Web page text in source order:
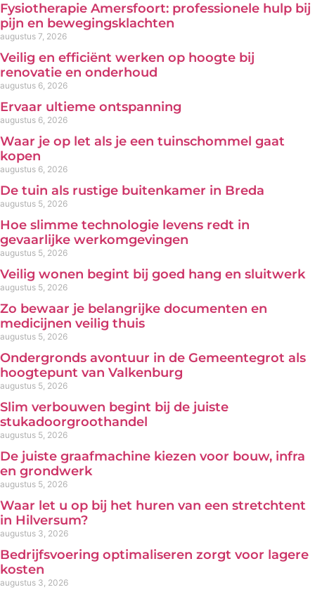
Fysiotherapie Amersfoort: professionele hulp bij
pijn en bewegingsklachten
augustus 7, 2026
Veilig en efficiënt werken op hoogte bij
renovatie en onderhoud
augustus 6, 2026
Ervaar ultieme ontspanning
augustus 6, 2026
Waar je op let als je een tuinschommel gaat
kopen
augustus 6, 2026
De tuin als rustige buitenkamer in Breda
augustus 5, 2026
Hoe slimme technologie levens redt in
gevaarlijke werkomgevingen
augustus 5, 2026
Veilig wonen begint bij goed hang en sluitwerk
augustus 5, 2026
Zo bewaar je belangrijke documenten en
medicijnen veilig thuis
augustus 5, 2026
Ondergronds avontuur in de Gemeentegrot als
hoogtepunt van Valkenburg
augustus 5, 2026
Slim verbouwen begint bij de juiste
stukadoorgroothandel
augustus 5, 2026
De juiste graafmachine kiezen voor bouw, infra
en grondwerk
augustus 5, 2026
Waar let u op bij het huren van een stretchtent
in Hilversum?
augustus 3, 2026
Bedrijfsvoering optimaliseren zorgt voor lagere
kosten
augustus 3, 2026